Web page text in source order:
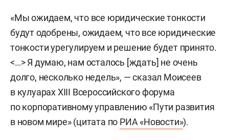
«Мы ожидаем, что все юридические тонкости
будут одобрены, ожидаем, что все юридические
тонкости урегулируем и решение будет принято.
<…> Я думаю, нам осталось [ждать] не очень
долго, несколько недель», — сказал Моисеев
в кулуарах XIII Всероссийского форума
по корпоративному управлению «Пути развития
в новом мире» (цитата по РИА «Новости»).